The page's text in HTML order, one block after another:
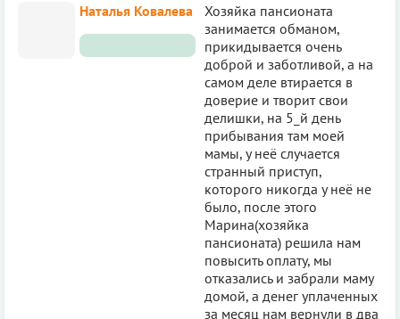
Наталья Ковалева
Хозяйка пансионата
занимается обманом,
прикидывается очень
доброй и заботливой, а на
самом деле втирается в
доверие и творит свои
делишки, на 5_й день
прибывания там моей
мамы, у неё случается
странный приступ,
которого никогда у неё не
было, после этого
Марина(хозяйка
пансионата) решила нам
повысить оплату, мы
отказались и забрали маму
домой, а денег уплаченных
за месяц нам вернули в два